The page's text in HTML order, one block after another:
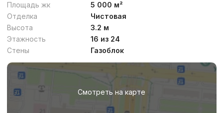
Площадь жк
5 000 м²
Отделка
Чистовая
Высота
3.2 м
Этажность
16 из 24
Стены
Газоблок
Смотреть на карте